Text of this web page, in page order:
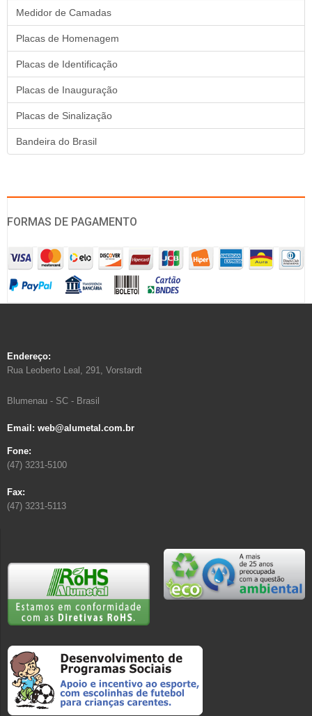
Medidor de Camadas
Placas de Homenagem
Placas de Identificação
Placas de Inauguração
Placas de Sinalização
Bandeira do Brasil
FORMAS DE PAGAMENTO
Endereço:
Rua Leoberto Leal, 291, Vorstardt
Blumenau - SC - Brasil
Email: web@alumetal.com.br
Fone:
(47) 3231-5100
Fax:
(47) 3231-5113